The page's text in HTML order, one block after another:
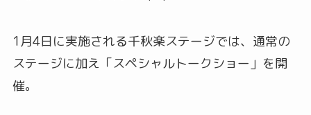
1月4日に実施される千秋楽ステージでは、通常の
ステージに加え「スペシャルトークショー」を開
催。